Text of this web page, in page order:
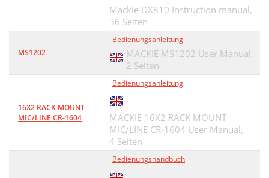
Mackie DX810 Instruction manual,
36 Seiten
MS1202
Bedienungsanleitung
MACKIE MS1202 User Manual,
2 Seiten
16X2 RACK MOUNT
MIC/LINE CR-1604
Bedienungsanleitung
MACKIE 16X2 RACK MOUNT
MIC/LINE CR-1604 User Manual,
4 Seiten
Bedienungshandbuch